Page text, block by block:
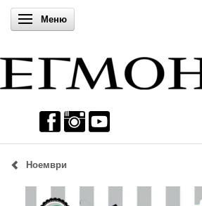
Включи навигацията
Меню
Ноември